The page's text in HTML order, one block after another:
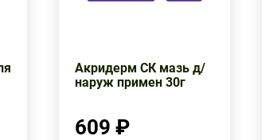
Акридерм СК мазь д/
наруж примен 30г
609 ₽